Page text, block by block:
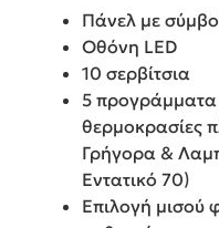
Πάνελ με
Οθόνη LED
10 σερβίτσια
5 προγράμματα
θερμοκρασίες
Γρήγορα &
Εντατικό 70)
Επιλογή μισού